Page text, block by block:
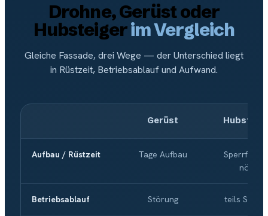
Drohne, Gerüst oder
Hubsteigerim Vergleich
Gleiche Fassade, drei Wege — der Unterschied liegt
in Rüstzeit, Betriebsablauf und Aufwand.
Gerüst
Aufbau / Rüstzeit Tage Aufbau
nötig
Betriebsablauf Störung teils